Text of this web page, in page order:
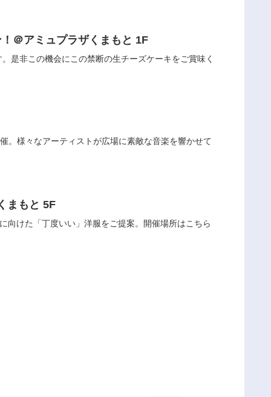
(火)～9月20日(金) 期間限定オープン！＠アミュプラザくまもと 1F
是非この機会にこの禁断の生チーズケーキをご賞味く
。様々なアーティストが広場に素敵な音楽を響かせて
まもと 5F
向けた「丁度いい」洋服をご提案。開催場所はこちら